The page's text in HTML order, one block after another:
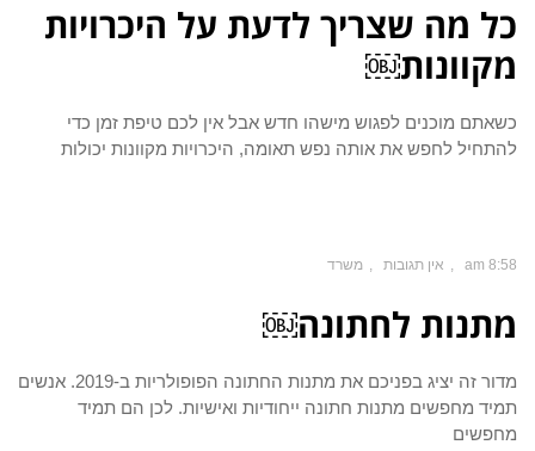
כל מה שצריך לדעת על היכרויות
מקוונות￼
כשאתם מוכנים לפגוש מישהו חדש אבל אין לכם טיפת זמן כדי
להתחיל לחפש את אותה נפש תאומה, היכרויות מקוונות יכולות
8:58 am אין תגובות משרד
מתנות לחתונה￼
מדור זה יציג בפניכם את מתנות החתונה הפופולריות ב-2019. אנשים
תמיד מחפשים מתנות חתונה ייחודיות ואישיות. לכן הם תמיד
מחפשים